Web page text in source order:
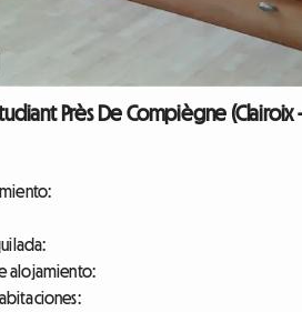
Près De Compiègne (Clairoix
alojamiento: